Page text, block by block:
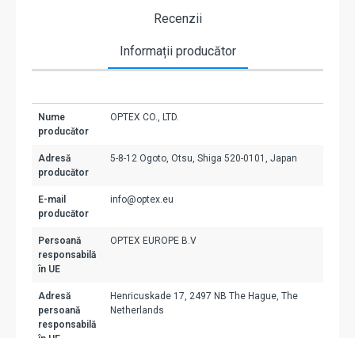
Recenzii
Informații producător
Nume
producător
OPTEX CO., LTD.
Adresă
producător
5-8-12 Ogoto, Otsu, Shiga 520-0101, Japan
E-mail
producător
info@optex.eu
Persoană
responsabilă
în UE
OPTEX EUROPE B.V
Adresă
persoană
responsabilă
Henricuskade 17, 2497 NB The Hague, The
Netherlands